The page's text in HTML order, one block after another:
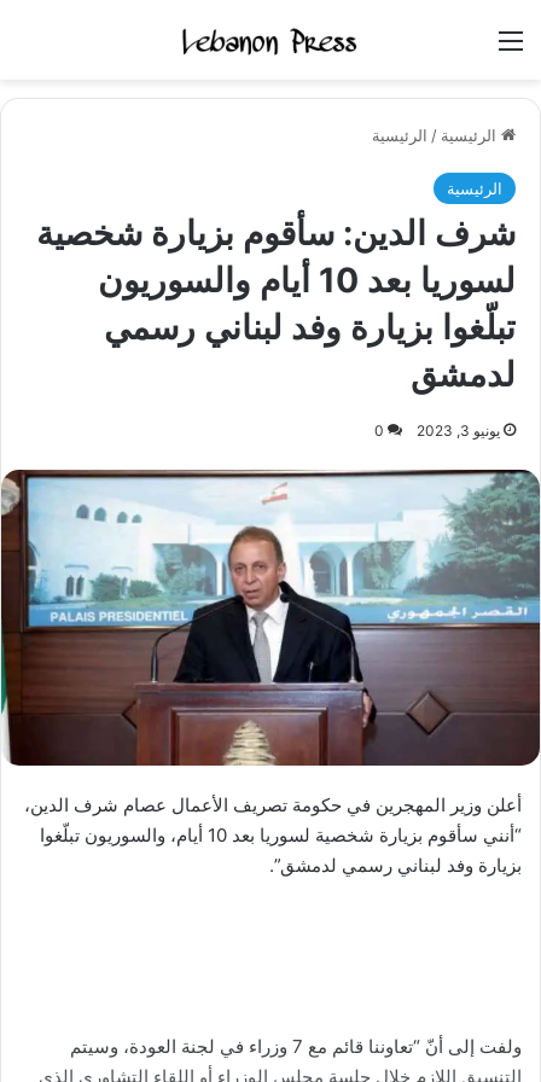
الرئيسية / الرئيسية
الرئيسية
شرف الدين: سأقوم بزيارة شخصية
لسوريا بعد 10 أيام والسوريون
تبلّغوا بزيارة وفد لبناني رسمي
لدمشق
يونيو 3, 2023 0
أعلن وزير المهجرين في حكومة تصريف الأعمال عصام شرف الدين،
“أنني سأقوم بزيارة شخصية لسوريا بعد 10 أيام، والسوريون تبلّغوا
بزيارة وفد لبناني رسمي لدمشق”.
ولفت إلى أنّ “تعاوننا قائم مع 7 وزراء في لجنة العودة، وسيتم
التنسيق اللازم خلال جلسة مجلس الوزراء أو اللقاء التشاوري الذي